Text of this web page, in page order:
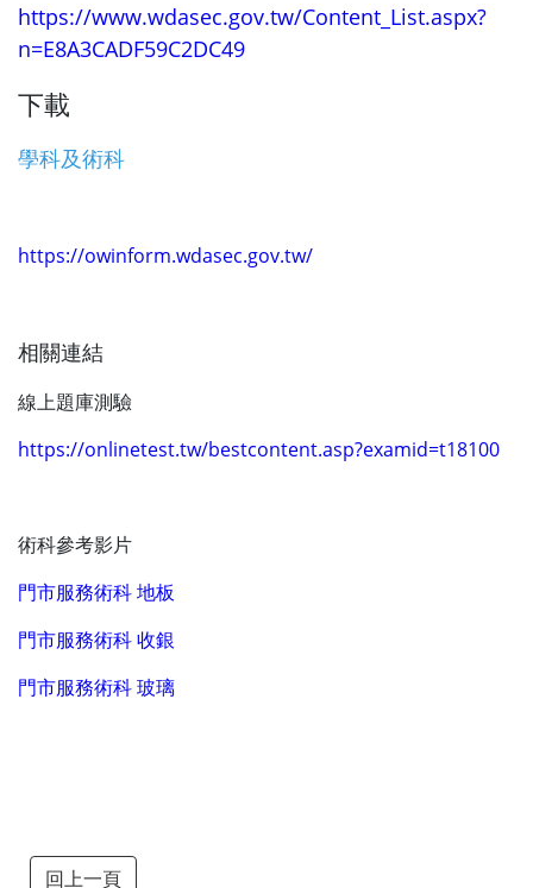
https://www.wdasec.gov.tw/Content_List.aspx?
n=E8A3CADF59C2DC49
下載
學科及術科
https://owinform.wdasec.gov.tw/
相關連結
線上題庫測驗
https://onlinetest.tw/bestcontent.asp?examid=t18100
術科參考影片
門市服務術科 地板
門市服務術科 收銀
門市服務術科 玻璃
回上一頁